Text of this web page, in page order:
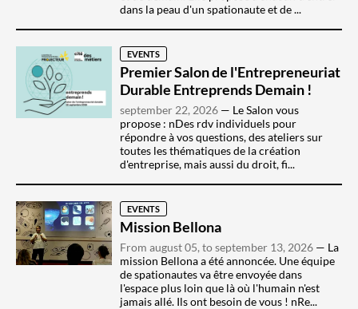
dans la peau d'un spationaute et de ...
EVENTS
Premier Salon de l'Entrepreneuriat
Durable Entreprends Demain !
september 22, 2026
Le Salon vous
propose : nDes rdv individuels pour
répondre à vos questions, des ateliers sur
toutes les thématiques de la création
d'entreprise, mais aussi du droit, fi...
EVENTS
Mission Bellona
From august 05, to september 13, 2026
La
mission Bellona a été annoncée. Une équipe
de spationautes va être envoyée dans
l'espace plus loin que là où l'humain n'est
jamais allé. Ils ont besoin de vous ! nRe...